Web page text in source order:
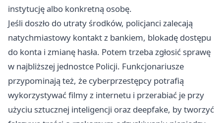
instytucję albo konkretną osobę.
Jeśli doszło do utraty środków, policjanci zalecają
natychmiastowy kontakt z bankiem, blokadę dostępu
do konta i zmianę hasła. Potem trzeba zgłosić sprawę
w najbliższej jednostce Policji. Funkcjonariusze
przypominają też, że cyberprzestępcy potrafią
wykorzystywać filmy z internetu i przerabiać je przy
użyciu sztucznej inteligencji oraz deepfake, by tworzyć